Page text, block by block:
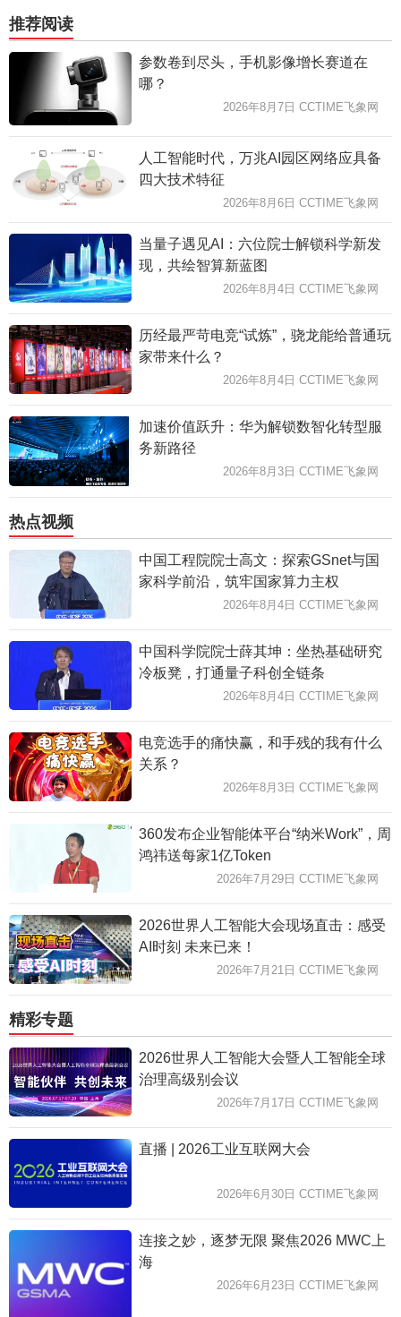
推荐阅读
参数卷到尽头，手机影像增长赛道在
哪？
2026年8月7日 CCTIME飞象网
人工智能时代，万兆AI园区网络应具备
四大技术特征
2026年8月6日 CCTIME飞象网
当量子遇见AI：六位院士解锁科学新发
现，共绘智算新蓝图
2026年8月4日 CCTIME飞象网
历经最严苛电竞“试炼”，骁龙能给普通玩
家带来什么？
2026年8月4日 CCTIME飞象网
加速价值跃升：华为解锁数智化转型服
务新路径
2026年8月3日 CCTIME飞象网
热点视频
中国工程院院士高文：探索GSnet与国
家科学前沿，筑牢国家算力主权
2026年8月4日 CCTIME飞象网
中国科学院院士薛其坤：坐热基础研究
冷板凳，打通量子科创全链条
2026年8月4日 CCTIME飞象网
电竞选手的痛快赢，和手残的我有什么
关系？
2026年8月3日 CCTIME飞象网
360发布企业智能体平台“纳米Work”，周
鸿祎送每家1亿Token
2026年7月29日 CCTIME飞象网
2026世界人工智能大会现场直击：感受
AI时刻 未来已来！
2026年7月21日 CCTIME飞象网
精彩专题
2026世界人工智能大会暨人工智能全球
治理高级别会议
2026年7月17日 CCTIME飞象网
直播 | 2026工业互联网大会
2026年6月30日 CCTIME飞象网
连接之妙，逐梦无限 聚焦2026 MWC上
海
2026年6月23日 CCTIME飞象网